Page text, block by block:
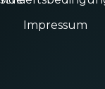
Impressum